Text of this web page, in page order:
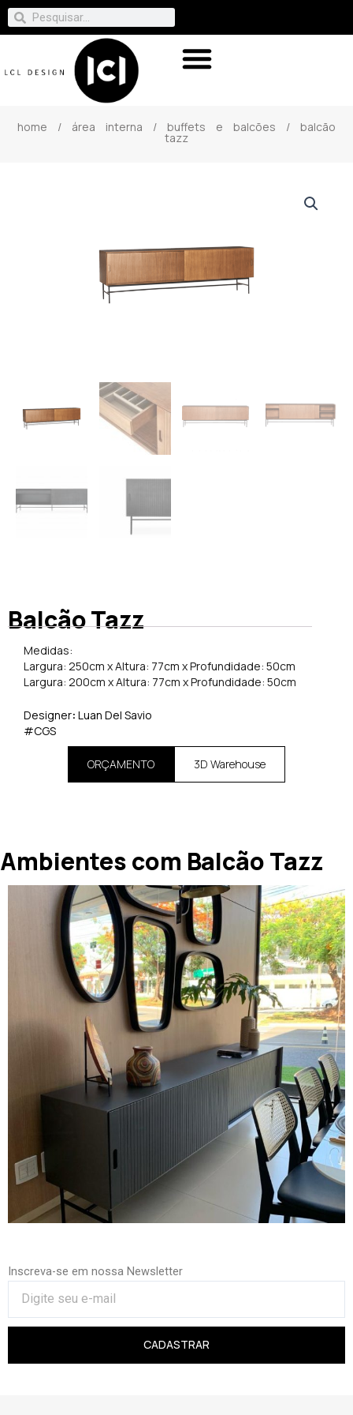
home / área interna / buffets e balcões / balcão
tazz
Balcão Tazz
Medidas:
Largura: 250cm x Altura: 77cm x Profundidade: 50cm
Largura: 200cm x Altura: 77cm x Profundidade: 50cm
Designer: Luan Del Savio
#CGS
ORÇAMENTO 3D Warehouse
Ambientes com Balcão Tazz
Inscreva-se em nossa Newsletter
CADASTRAR